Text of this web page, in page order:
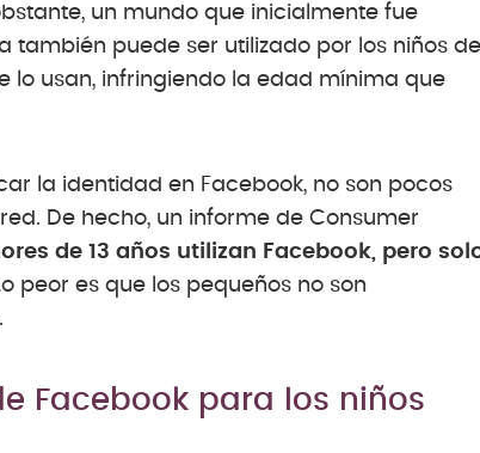
un mundo que inicialmente fue
también puede ser utilizado por los niños de
lo usan, infringiendo la edad mínima que
la identidad en Facebook, no son pocos
De hecho, un informe de Consumer
de 13 años utilizan Facebook, pero
peor es que los pequeños no son
Facebook para los niños